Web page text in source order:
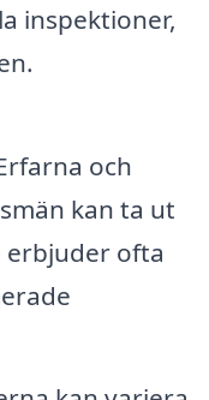
inspektioner,
och
kan ta ut
erbjuder ofta